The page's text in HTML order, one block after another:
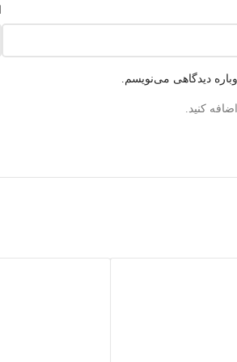
دیدگاهی می‌نویسم.
کنید.